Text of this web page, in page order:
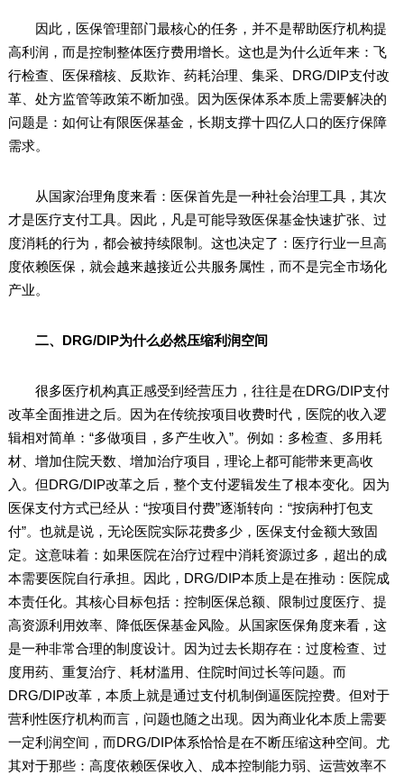
因此，医保管理部门最核心的任务，并不是帮助医疗机构提
高利润，而是控制整体医疗费用增长。这也是为什么近年来：飞
行检查、医保稽核、反欺诈、药耗治理、集采、DRG/DIP支付改
革、处方监管等政策不断加强。因为医保体系本质上需要解决的
问题是：如何让有限医保基金，长期支撑十四亿人口的医疗保障
需求。
从国家治理角度来看：医保首先是一种社会治理工具，其次
才是医疗支付工具。因此，凡是可能导致医保基金快速扩张、过
度消耗的行为，都会被持续限制。这也决定了：医疗行业一旦高
度依赖医保，就会越来越接近公共服务属性，而不是完全市场化
产业。
二、DRG/DIP为什么必然压缩利润空间
很多医疗机构真正感受到经营压力，往往是在DRG/DIP支付
改革全面推进之后。因为在传统按项目收费时代，医院的收入逻
辑相对简单：“多做项目，多产生收入”。例如：多检查、多用耗
材、增加住院天数、增加治疗项目，理论上都可能带来更高收
入。但DRG/DIP改革之后，整个支付逻辑发生了根本变化。因为
医保支付方式已经从：“按项目付费”逐渐转向：“按病种打包支
付”。也就是说，无论医院实际花费多少，医保支付金额大致固
定。这意味着：如果医院在治疗过程中消耗资源过多，超出的成
本需要医院自行承担。因此，DRG/DIP本质上是在推动：医院成
本责任化。其核心目标包括：控制医保总额、限制过度医疗、提
高资源利用效率、降低医保基金风险。从国家医保角度来看，这
是一种非常合理的制度设计。因为过去长期存在：过度检查、过
度用药、重复治疗、耗材滥用、住院时间过长等问题。而
DRG/DIP改革，本质上就是通过支付机制倒逼医院控费。但对于
营利性医疗机构而言，问题也随之出现。因为商业化本质上需要
一定利润空间，而DRG/DIP体系恰恰是在不断压缩这种空间。尤
其对于那些：高度依赖医保收入、成本控制能力弱、运营效率不